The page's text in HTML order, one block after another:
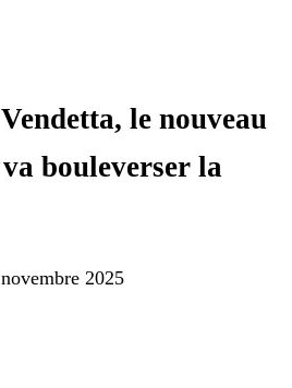
le nouveau
bouleverser la
2025